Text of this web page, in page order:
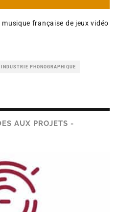
française de jeux vidéo
PHONOGRAPHIQUE
AUX PROJETS -